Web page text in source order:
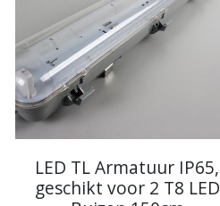
LED TL Armatuur IP65,
geschikt voor 2 T8 LED